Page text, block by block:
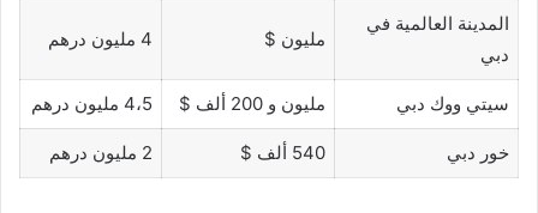
المدينة العالمية في
دبي
مليون $ 4 مليون درهم
سيتي ووك دبي مليون و 200 ألف $ 4،5 مليون درهم
خور دبي 540 ألف $ 2 مليون درهم